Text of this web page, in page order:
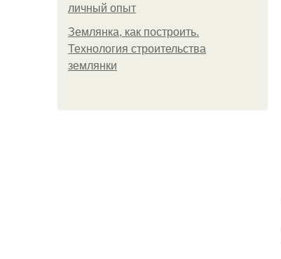
личный опыт
Землянка, как построить.
Технология строительства
землянки